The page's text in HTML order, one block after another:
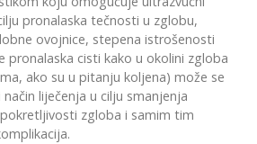
pronalaska tečnosti u zglobu,
ovojnice, stepena istrošenosti
pronalaska cisti kako u okolini zgloba
ako su u pitanju koljena) može se
liječenja u cilju smanjenja
zgloba i samim tim